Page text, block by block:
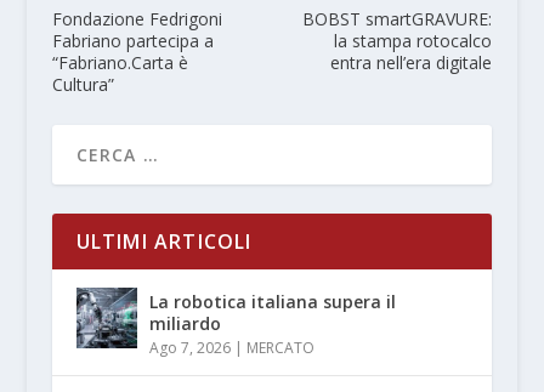
Fondazione Fedrigoni
Fabriano partecipa a
“Fabriano.Carta è
Cultura”
BOBST smartGRAVURE:
la stampa rotocalco
entra nell’era digitale
ULTIMI ARTICOLI
La robotica italiana supera il
miliardo
Ago 7, 2026| MERCATO